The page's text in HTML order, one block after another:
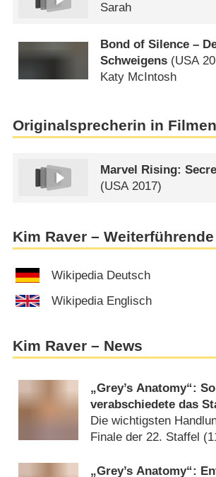
Sarah
Bond of Silence –
Schweigens (USA
Katy McIntosh
Originalsprecherin in Filmen
Marvel Rising:
(USA 2017)
Kim Raver –
Wikipedia Deutsch
Wikipedia Englisch
Kim Raver – News
„Grey’s Anatomy“: So
verabschiedete das
zwei langjährige
Die wichtigsten
Finale der 22. Staffel (
„Grey’s Anatomy“: